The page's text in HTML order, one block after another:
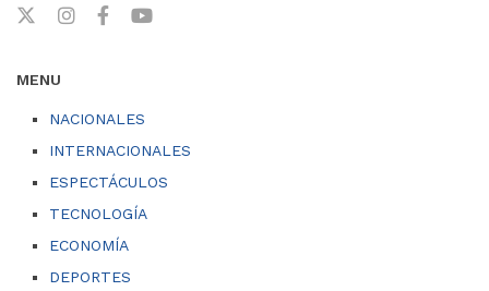
MENU
NACIONALES
INTERNACIONALES
ESPECTÁCULOS
TECNOLOGÍA
ECONOMÍA
DEPORTES